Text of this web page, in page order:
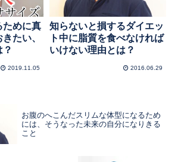
ために真
たい、
2019.11.05
知らないと損するダイエッ
ト中に脂質を食べなければ
いけない理由とは？
2016.06.29
お腹のへこんだスリムな体型になるため
には、そうなった未来の自分になりきる
こと